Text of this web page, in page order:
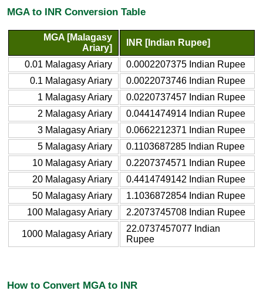
MGA to INR Conversion Table
MGA [Malagasy
Ariary]
INR [Indian Rupee]
0.01 Malagasy Ariary
0.0002207375 Indian Rupee
0.1 Malagasy Ariary
0.0022073746 Indian Rupee
1 Malagasy Ariary
0.0220737457 Indian Rupee
2 Malagasy Ariary
0.0441474914 Indian Rupee
3 Malagasy Ariary
0.0662212371 Indian Rupee
5 Malagasy Ariary
0.1103687285 Indian Rupee
10 Malagasy Ariary
0.2207374571 Indian Rupee
20 Malagasy Ariary
0.4414749142 Indian Rupee
50 Malagasy Ariary
1.1036872854 Indian Rupee
100 Malagasy Ariary
2.2073745708 Indian Rupee
1000 Malagasy Ariary
22.0737457077 Indian
Rupee
How to Convert MGA to INR